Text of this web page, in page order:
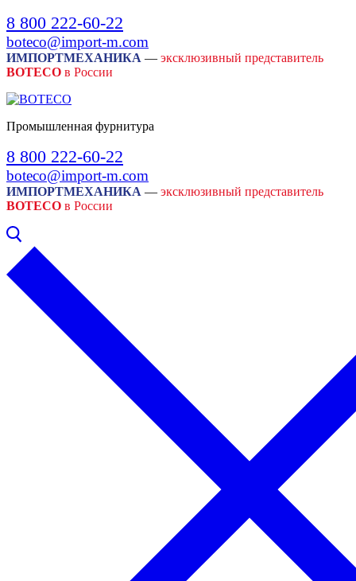
Skip
to
content
Menu
Close
8 800 222-60-22
boteco@import-m.com
ИМПОРТМЕХАНИКА — эксклюзивный представитель
BOTECO в России
Промышленная фурнитура
8 800 222-60-22
boteco@import-m.com
ИМПОРТМЕХАНИКА — эксклюзивный представитель
BOTECO в России